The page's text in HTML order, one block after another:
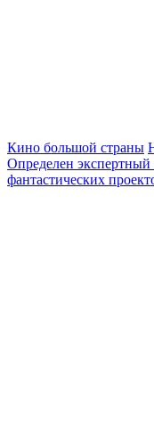
Кино большой страны
Определен экспертный
фантастических